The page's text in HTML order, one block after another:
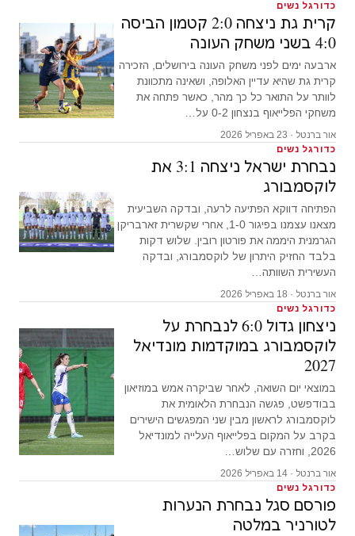
כדורגל נשים
קרית גת ניצחה 2:0 קטמון הביסה
4:0 בשני משחק העונה
ארבעה ימים לפני משחק העונה בירושלים, הזכירה
קרית גת שהיא עדיין האלופה, ושאינה מתכוונת
לוותר על התואר כל כך מהר, כאשר פתחה את
משחקי הפלייאוף בנצחון 0-2 על…
אור ברנטל · 23 באפריל 2026
כדורגל נשים
נבחרת ישראל ניצחה 3:1 את
לוקסמבורג
הפתיחה דווקא הפתיעה לרעה, ובדקה השביעית
מצאנו עצמנו בפיגור 1-0, אחרי שקשרית זארבריקן
הגרמנית היממה את פורטון רובין. שלוש דקות
בלבד החזיק היתרון של לוקסמבורג, ובדקה
העשירית השוותה…
אור ברנטל · 18 באפריל 2026
כדורגל נשים
ניצחון גדול 6:0 לנבחרת על
לוקסמבורג במוקדמות מונדיאל
2027
במוצאי יום השואה, לאחר שביקרה אמש במוזיאון
בבודפשט, פגשה הנבחרת הלאומית את
לוקסמבורג לראשון מבין שני המפגשים הישירים
בקרב על המקום בפלייאוף העלייה למונדיאל
2026, וחזרה עם שלוש…
אור ברנטל · 14 באפריל 2026
כדורגל נשים
פורסם סגל נבחרת הנערות
לטורניר במלטה